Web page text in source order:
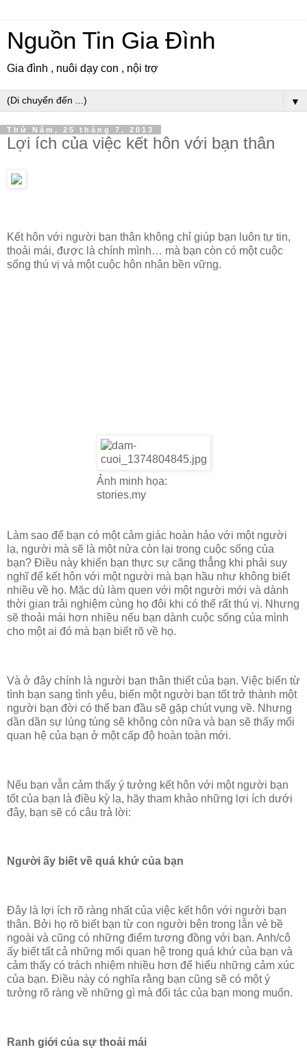
Nguồn Tin Gia Đình
Gia đình , nuôi dạy con , nội trợ
▼
Thứ Năm, 25 tháng 7, 2013
Lợi ích của việc kết hôn với bạn thân
Kết hôn với người bạn thân không chỉ giúp bạn luôn tự tin,
thoải mái, được là chính mình… mà bạn còn có một cuộc
sống thú vị và một cuộc hôn nhân bền vững.
Ảnh minh họa:
stories.my
Làm sao để bạn có một cảm giác hoàn hảo với một người
lạ, người mà sẽ là một nửa còn lại trong cuộc sống của
bạn? Điều này khiến bạn thực sự căng thẳng khi phải suy
nghĩ để kết hôn với một người mà bạn hầu như không biết
nhiều về họ. Mặc dù làm quen với một người mới và dành
thời gian trải nghiệm cùng họ đôi khi có thể rất thú vị. Nhưng
sẽ thoải mái hơn nhiều nếu bạn dành cuộc sống của mình
cho một ai đó mà bạn biết rõ về họ.
Và ở đây chính là người bạn thân thiết của bạn. Việc biến từ
tình bạn sang tình yêu, biến một người bạn tốt trở thành một
người bạn đời có thể ban đầu sẽ gặp chút vụng về. Nhưng
dần dần sự lúng túng sẽ không còn nữa và bạn sẽ thấy mối
quan hệ của bạn ở một cấp độ hoàn toàn mới.
Nếu bạn vẫn cảm thấy ý tưởng kết hôn với một người bạn
tốt của bạn là điều kỳ lạ, hãy tham khảo những lợi ích dưới
đây, bạn sẽ có câu trả lời:
Người ấy biết về quá khứ của bạn
Đây là lợi ích rõ ràng nhất của việc kết hôn với người bạn
thân. Bởi họ rõ biết bạn từ con người bên trong lẫn vẻ bề
ngoài và cũng có những điểm tương đồng với bạn. Anh/cô
ấy biết tất cả những mối quan hệ trong quá khứ của bạn và
cảm thấy có trách nhiệm nhiều hơn để hiểu những cảm xúc
của bạn. Điều này có nghĩa rằng bạn cũng sẽ có một ý
tưởng rõ ràng về những gì mà đối tác của bạn mong muốn.
Ranh giới của sự thoải mái